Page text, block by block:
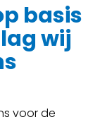
basis
wij
voor de